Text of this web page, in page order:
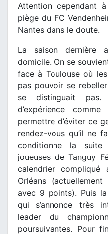
Attention cependant
piège du FC
Nantes dans le doute.
La saison dernière
domicile. On se
face à Toulouse où
pas pouvoir se
se distinguait pas.
d’expérience
permettre d’éviter ce
rendez-vous qu’il ne
conditionne la
joueuses de Tanguy
calendrier compliqué
Orléans
avec 9 points). Puis
qui s’annonce très
leader du
poursuivantes. Pour